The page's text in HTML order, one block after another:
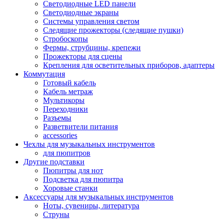
Светодиодные LED панели
Светодиодные экраны
Системы управления светом
Следящие прожекторы (следящие пушки)
Стробоскопы
Фермы, струбцины, крепежи
Прожекторы для сцены
Крепления для осветительных приборов, адаптеры
Коммутация
Готовый кабель
Кабель метраж
Мультикоры
Переходники
Разъемы
Разветвители питания
accessories
Чехлы для музыкальных инструментов
для пюпитров
Другие подставки
Пюпитры для нот
Подсветка для пюпитра
Хоровые станки
Аксессуары для музыкальных инструментов
Ноты, сувениры, литература
Струны